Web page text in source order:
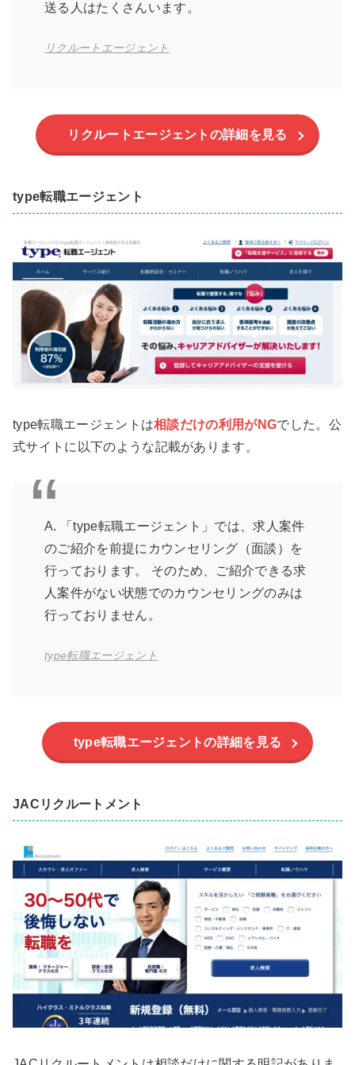
送る人はたくさんいます。
リクルートエージェント
リクルートエージェントの詳細を見る
type転職エージェント
type転職エージェントは相談だけの利用がNGでした。公
式サイトに以下のような記載があります。
A. 「type転職エージェント」では、求人案件
のご紹介を前提にカウンセリング（面談）を
行っております。 そのため、ご紹介できる求
人案件がない状態でのカウンセリングのみは
行っておりません。
type転職エージェント
type転職エージェントの詳細を見る
JACリクルートメント